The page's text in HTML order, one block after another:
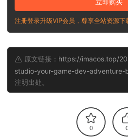
注册登录升级VIP会员，尊享全站资源下
原文链接： https://imacos.top/
studio-your-game-dev-adventure-
注明出处。
0